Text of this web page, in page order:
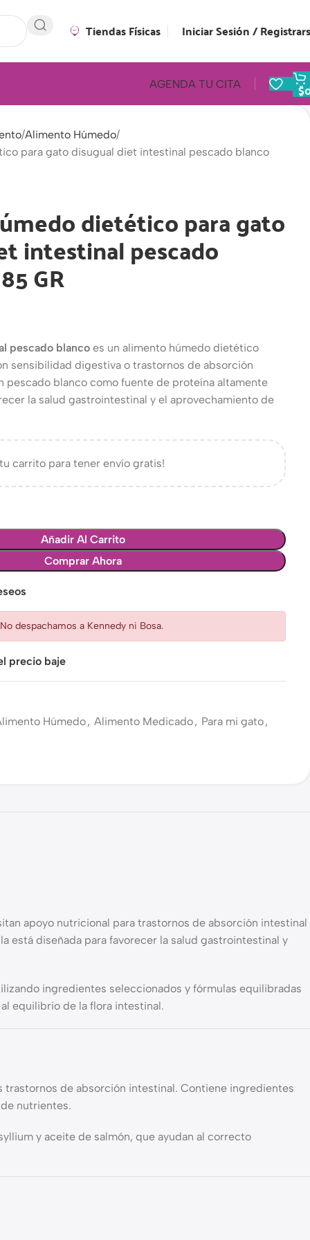
Tiendas Físicas Iniciar Sesión /
AGENDA TU CITA $
Alimento Húmedo
para gato disugual diet intestinal pescado blanco
dietético para gato
intestinal pescado
GR
pescado blanco es un alimento húmedo dietético
sensibilidad digestiva o trastornos de absorción
pescado blanco como fuente de proteína altamente
la salud gastrointestinal y el aprovechamiento de
carrito para tener envío gratis!
Añadir Al Carrito
Comprar Ahora
despachamos a Kennedy ni Bosa.
precio baje
Húmedo, Alimento Medicado, Para mi gato,
apoyo nutricional para trastornos de absorción intestinal
diseñada para favorecer la salud gastrointestinal y
ingredientes seleccionados y fórmulas equilibradas
equilibrio de la flora intestinal.
de absorción intestinal. Contiene ingredientes
nutrientes.
y aceite de salmón, que ayudan al correcto